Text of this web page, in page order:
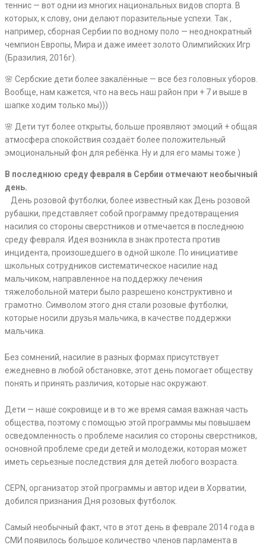
теннис — вот одни из многих национальных видов спорта. В
которых, к слову, они делают поразительные успехи. Так ,
например, сборная Сербии по водному поло — неоднократный
чемпион Европы, Мира и даже имеет золото Олимпийских Игр
(Бразилия, 2016г).
🌸 Сербские дети более закалённые — все без головных уборов.
Вообще, нам кажется, что на весь наш район при + 7 и выше в
шапке ходим только мы)))
🌸 Дети тут более открыты, больше проявляют эмоций + общая
атмосфера спокойствия создаёт более положительный
эмоциональный фон для ребёнка. Ну и для его мамы тоже )
В последнюю среду февраля в Сербии отмечают необычный
день.
⠀День розовой футболки, более известный как День розовой
рубашки, представляет собой программу предотвращения
насилия со стороны сверстников и отмечается в последнюю
среду февраля. Идея возникла в знак протеста против
инцидента, произошедшего в одной школе. По инициативе
школьных сотрудников систематическое насилие над
мальчиком, направленное на поддержку лечения
тяжелобольной матери было разрешено конструктивно и
грамотно. Символом этого дня стали розовые футболки,
которые носили друзья мальчика, в качестве поддержки
мальчика.
Без сомнений, насилие в разных формах присутствует
ежедневно в любой обстановке, этот день помогает обществу
понять и принять различия, которые нас окружают.
Дети — наше сокровище и в то же время самая важная часть
общества, поэтому с помощью этой программы мы повышаем
осведомленность о проблеме насилия со стороны сверстников,
основной проблеме среди детей и молодежи, которая может
иметь серьезные последствия для детей любого возраста.
CEPN, организатор этой программы и автор идеи в Хорватии,
добился признания Дня розовых футболок.
Самый необычный факт, что в этот день в феврале 2014 года в
СМИ появилось большое количество членов парламента в